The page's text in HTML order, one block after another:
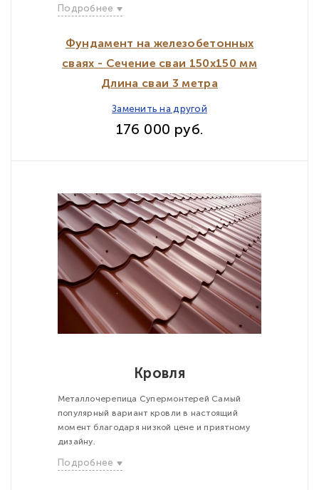
Подробнее
Фундамент на железобетонных
сваях - Сечение сваи 150х150 мм
Длина сваи 3 метра
Заменить на другой
176 000 руб.
Кровля
Металлочерепица Супермонтерей Самый
популярный вариант кровли в настоящий
момент благодаря низкой цене и приятному
дизайну.
Подробнее